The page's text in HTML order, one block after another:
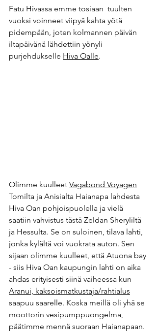
Fatu Hivassa emme tosiaan  tuulten
vuoksi voinneet viipyä kahta yötä
pidempään, joten kolmannen päivän
iltapäivänä lähdettiin yönyli
purjehdukselle Hiva Oalle.
Olimme kuulleet Vagabond Voyagen
Tomilta ja Anisialta Haianapa lahdesta
Hiva Oan pohjoispuolella ja vielä
saatiin vahvistus tästä Zeldan Sheryliltä
ja Hessulta. Se on suloinen, tilava lahti,
jonka kylältä voi vuokrata auton. Sen
sijaan olimme kuulleet, että Atuona bay
- siis Hiva Oan kaupungin lahti on aika
ahdas erityisesti siinä vaiheessa kun
Aranui, kaksoismatkustaja/rahtialus
saapuu saarelle. Koska meillä oli yhä se
moottorin vesipumppuongelma,
päätimme mennä suoraan Haianapaan.